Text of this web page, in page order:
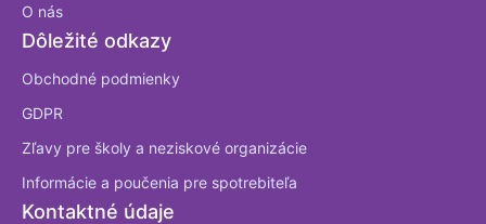
O nás
Dôležité odkazy
Obchodné podmienky
GDPR
Zľavy pre školy a neziskové organizácie
Informácie a poučenia pre spotrebiteľa
Kontaktné údaje